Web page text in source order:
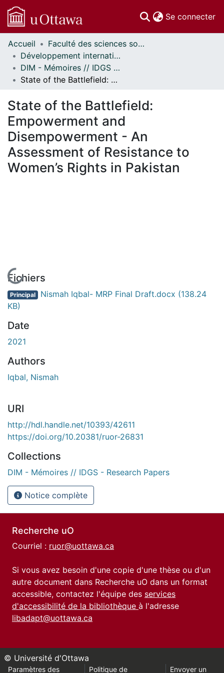
Se connecter
Communautés
et collections
Parcourir
Statistiques
À propos
Accueil
Faculté des sciences sociales // Faculty of Social Sciences
Développement international et mondialisation // International Development and Global Studies
DIM - Mémoires // IDGS - Research Papers
State of the Battlefield: Empowerment and Disempowerment - An Assessment of Resistance to Women’s Rights in Pakistan
State of the Battlefield:
Empowerment and
Disempowerment - An
Assessment of Resistance to
Women’s Rights in Pakistan
En cours de chargement...
Fichiers
Principal Nismah Iqbal- MRP Final Draft.docx (138.24
KB)
Date
2021
Authors
Iqbal, Nismah
URI
http://hdl.handle.net/10393/42611
https://doi.org/10.20381/ruor-26831
Collections
DIM - Mémoires // IDGS - Research Papers
Notice complète
Recherche uO
Courriel : ruor@uottawa.ca
Si vous avez besoin d'une copie d'une thèse ou d'un
autre document dans Recherche uO dans un format
accessible, contactez l'équipe des services
d'accessibilité de la bibliothèque à l'adresse
libadapt@uottawa.ca
© Université d'Ottawa
Paramètres des Politique de Envoyer un